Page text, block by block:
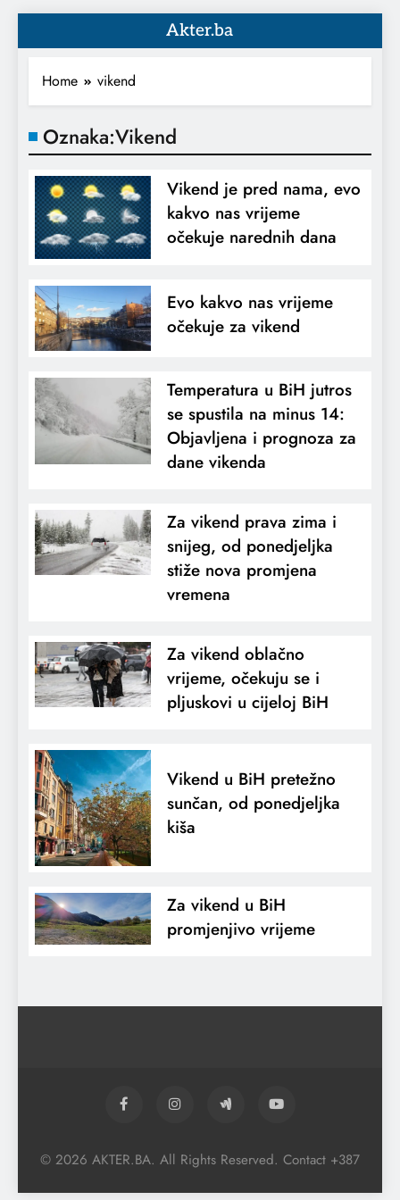
Akter.ba
Home vikend
Oznaka:Vikend
Vikend je pred nama, evo
kakvo nas vrijeme
očekuje narednih dana
Evo kakvo nas vrijeme
očekuje za vikend
Temperatura u BiH jutros
se spustila na minus 14:
Objavljena i prognoza za
dane vikenda
Za vikend prava zima i
snijeg, od ponedjeljka
stiže nova promjena
vremena
Za vikend oblačno
vrijeme, očekuju se i
pljuskovi u cijeloj BiH
Vikend u BiH pretežno
sunčan, od ponedjeljka
kiša
Za vikend u BiH
promjenjivo vrijeme
© 2026 AKTER.BA. All Rights Reserved. Contact +387